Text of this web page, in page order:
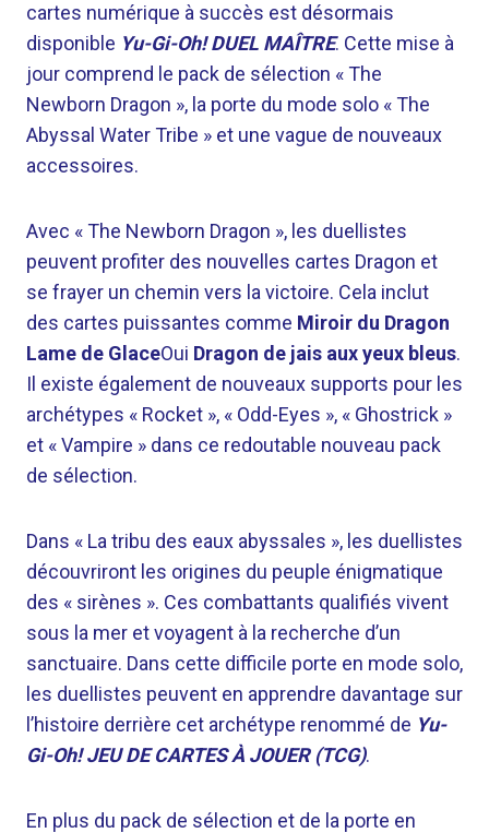
cartes numérique à succès est désormais
disponible Yu-Gi-Oh! DUEL MAÎTRE. Cette mise à
jour comprend le pack de sélection « The
Newborn Dragon », la porte du mode solo « The
Abyssal Water Tribe » et une vague de nouveaux
accessoires.
Avec « The Newborn Dragon », les duellistes
peuvent profiter des nouvelles cartes Dragon et
se frayer un chemin vers la victoire. Cela inclut
des cartes puissantes comme Miroir du Dragon
Lame de GlaceOui Dragon de jais aux yeux bleus.
Il existe également de nouveaux supports pour les
archétypes « Rocket », « Odd-Eyes », « Ghostrick »
et « Vampire » dans ce redoutable nouveau pack
de sélection.
Dans « La tribu des eaux abyssales », les duellistes
découvriront les origines du peuple énigmatique
des « sirènes ». Ces combattants qualifiés vivent
sous la mer et voyagent à la recherche d’un
sanctuaire. Dans cette difficile porte en mode solo,
les duellistes peuvent en apprendre davantage sur
l’histoire derrière cet archétype renommé de Yu-
Gi-Oh! JEU DE CARTES À JOUER (TCG).
En plus du pack de sélection et de la porte en